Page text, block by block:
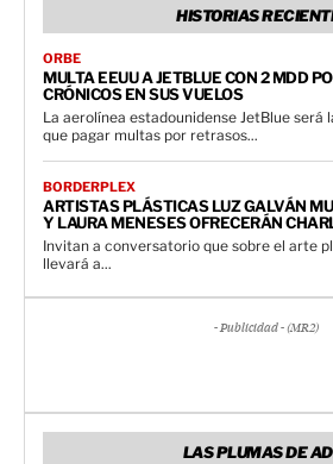
HISTORIAS
ORBE
MULTA EEUU A JETBLUE CON 2 MDD
CRÓNICOS EN SUS VUELOS
La aerolínea estadounidense JetBlue será
que pagar multas por retrasos...
BORDERPLEX
ARTISTAS PLÁSTICAS LUZ GALVÁN
Y LAURA MENESES OFRECERÁN
Invitan a conversatorio que sobre el arte
llevará a...
- Publicidad - (MR2)
LAS PLUMAS DE